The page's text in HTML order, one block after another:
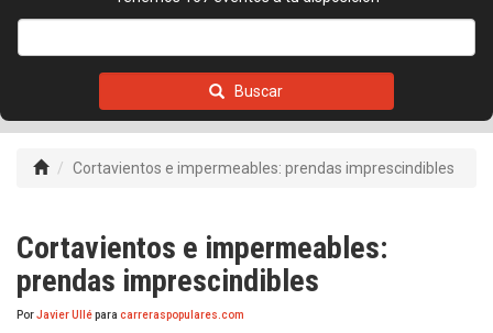
Buscar
Cortavientos e impermeables: prendas imprescindibles
Cortavientos e impermeables:
prendas imprescindibles
PorJavier Ullépara carreraspopulares.com